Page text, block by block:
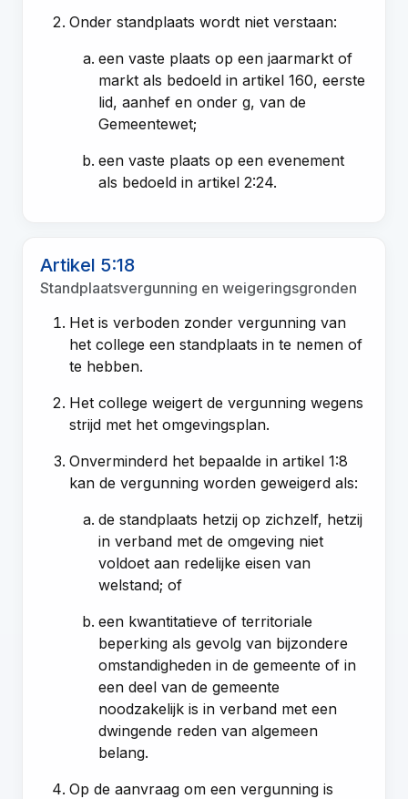
Onder standplaats wordt niet verstaan:
een vaste plaats op een jaarmarkt of
markt als bedoeld in artikel 160, eerste
lid, aanhef en onder g, van de
Gemeentewet;
een vaste plaats op een evenement
als bedoeld in artikel 2:24.
Artikel 5:18
Standplaatsvergunning en weigeringsgronden
Het is verboden zonder vergunning van
het college een standplaats in te nemen of
te hebben.
Het college weigert de vergunning wegens
strijd met het omgevingsplan.
Onverminderd het bepaalde in artikel 1:8
kan de vergunning worden geweigerd als:
de standplaats hetzij op zichzelf, hetzij
in verband met de omgeving niet
voldoet aan redelijke eisen van
welstand; of
een kwantitatieve of territoriale
beperking als gevolg van bijzondere
omstandigheden in de gemeente of in
een deel van de gemeente
noodzakelijk is in verband met een
dwingende reden van algemeen
belang.
Op de aanvraag om een vergunning is